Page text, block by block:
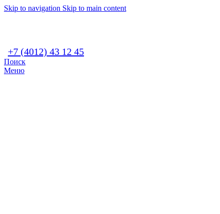
Skip to navigation Skip to main content
+7 (4012) 43 12 45
Поиск
Меню